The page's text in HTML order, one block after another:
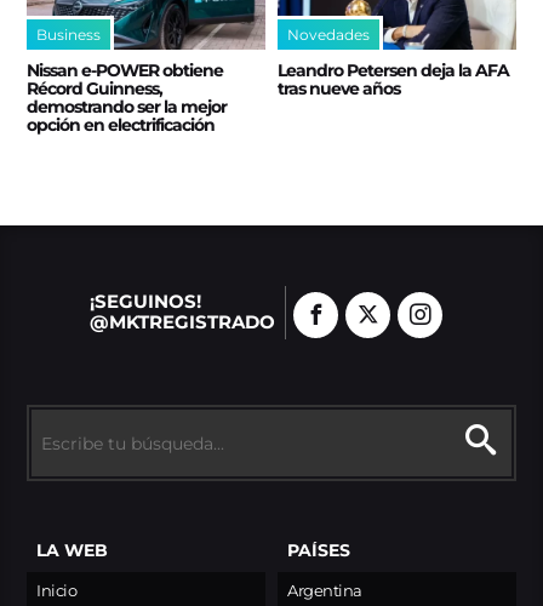
Business
Nissan e‑POWER obtiene
Récord Guinness,
demostrando ser la mejor
opción en electrificación
Novedades
Leandro Petersen deja la AFA
tras nueve años
¡SEGUINOS!
@MKTREGISTRADO
LA WEB
Inicio
PAÍSES
Argentina